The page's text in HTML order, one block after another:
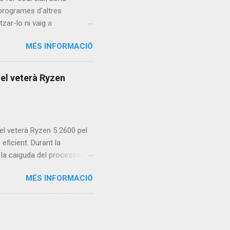
d'altres
lo ni vaig a
és què la funció (on
principis (segons l'Uncle
què és refacoritzar-
que el codi està fet
MÉS INFORMACIÓ
veterà Ryzen
veterà Ryzen 5 2600 pel
Durant la
caiguda del processador
_3okNKud21A 💬
MÉS INFORMACIÓ